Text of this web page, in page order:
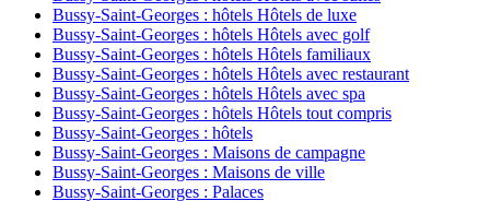
Bussy-Saint-Georges : hôtels Hôtels de luxe
Bussy-Saint-Georges : hôtels Hôtels avec golf
Bussy-Saint-Georges : hôtels Hôtels familiaux
Bussy-Saint-Georges : hôtels Hôtels avec restaurant
Bussy-Saint-Georges : hôtels Hôtels avec spa
Bussy-Saint-Georges : hôtels Hôtels tout compris
Bussy-Saint-Georges : hôtels
Bussy-Saint-Georges : Maisons de campagne
Bussy-Saint-Georges : Maisons de ville
Bussy-Saint-Georges : Palaces